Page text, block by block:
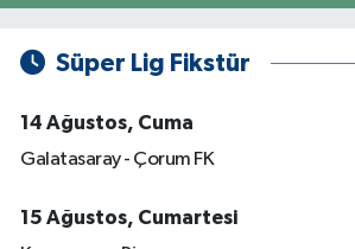
Süper Lig Fikstür
14 Ağustos, Cuma
Galatasaray - Çorum FK
15 Ağustos, Cumartesi